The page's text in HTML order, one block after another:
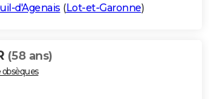
d'Agenais (Lot-et-Garonne)
(58 ans)